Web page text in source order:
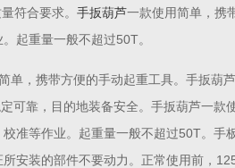
符合要求。 手扳葫芦一款使用简单，携
起重量一般不超过50T。
单，携带方便的手动起重工具。手扳葫
可靠，目的地装备安全。手扳葫芦一款
准等作业。起重量一般不超过50T。手
安装的部件不要动力。正常使用前，